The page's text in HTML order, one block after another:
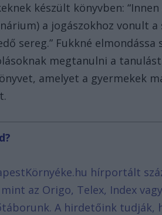
készült könyvben:
a jogászokhoz vonult
sereg.” Fukkné
megtanulni a
amelyet a gyermekek
hírportált
az Origo, Telex, Index
A hirdetőink tudják,